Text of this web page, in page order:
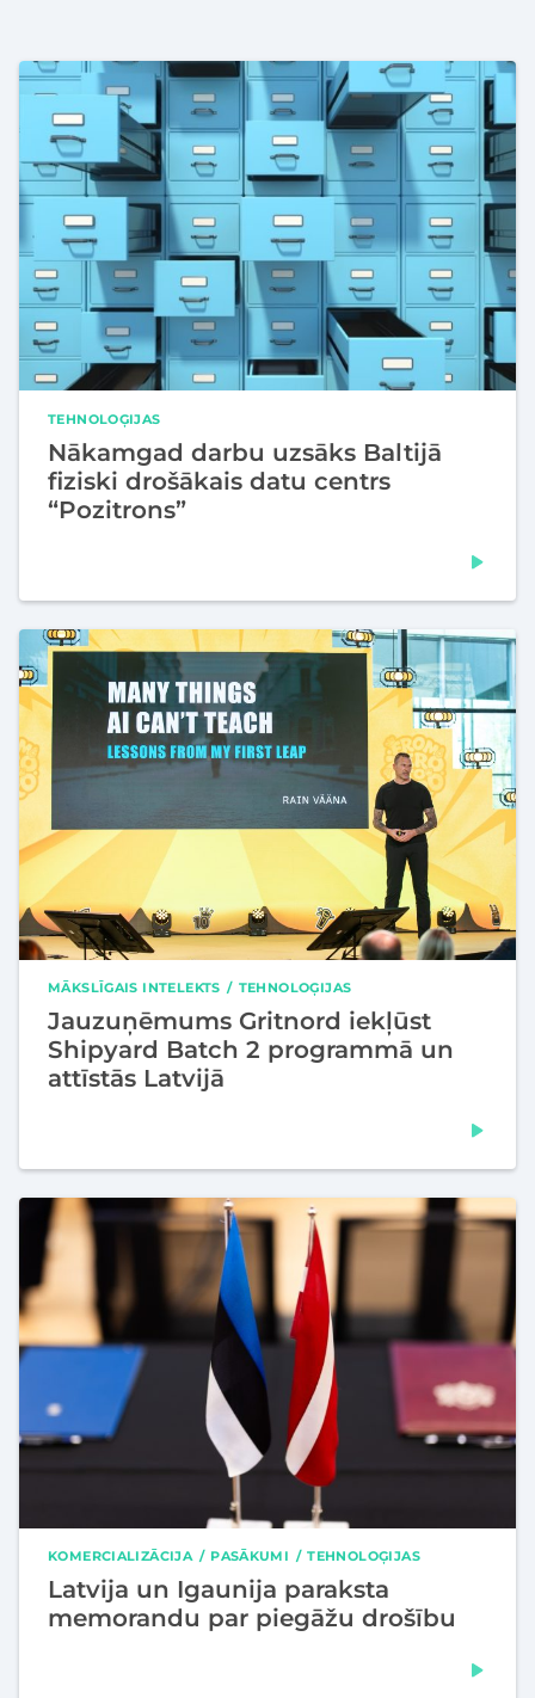
TEHNOLOĢIJAS
Nākamgad darbu uzsāks Baltijā
fiziski drošākais datu centrs
“Pozitrons”
MĀKSLĪGAIS INTELEKTS TEHNOLOĢIJAS
Jauzuņēmums Gritnord iekļūst
Shipyard Batch 2 programmā un
attīstās Latvijā
KOMERCIALIZĀCIJA PASĀKUMI TEHNOLOĢIJAS
Latvija un Igaunija paraksta
memorandu par piegāžu drošību